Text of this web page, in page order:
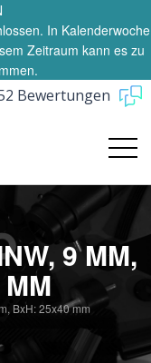
In Kalenderwoche
Zeitraum kann es zu
Bewertungen
9 MM,
BxH: 25x40 mm